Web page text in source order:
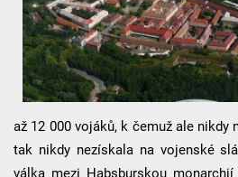
až 12 000 vojáků, k čemuž ale
tak nikdy nezískala na vojenské